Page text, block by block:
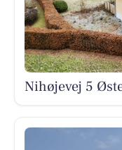
Nihøjevej 5